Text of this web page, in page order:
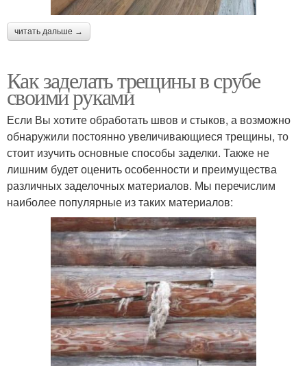
читать дальше →
Как заделать трещины в срубе
своими руками
Если Вы хотите обработать швов и стыков, а возможно
обнаружили постоянно увеличивающиеся трещины, то
стоит изучить основные способы заделки. Также не
лишним будет оценить особенности и преимущества
различных заделочных материалов. Мы перечислим
наиболее популярные из таких материалов: